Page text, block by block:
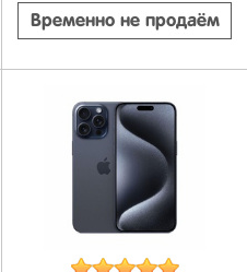
Временно не продаём